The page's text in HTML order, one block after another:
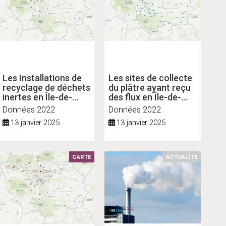
Les Installations de
recyclage de déchets
inertes en Île-de-
France
Données 2022
13 janvier 2025
Les sites de collecte
du plâtre ayant reçu
des flux en Île-de-
France
Données 2022
13 janvier 2025
CARTE ACTUALITÉ